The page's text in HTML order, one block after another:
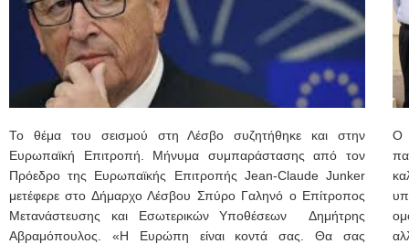
Το θέμα του σεισμού στη Λέσβο συζητήθηκε και στην
Ευρωπαϊκή Επιτροπή. Μήνυμα συμπαράστασης από τον
Πρόεδρο της Ευρωπαϊκής Επιτροπής Jean-Claude Junker
μετέφερε στο Δήμαρχο Λέσβου Σπύρο Γαληνό ο Επίτροπος
Μετανάστευσης και Εσωτερικών Υποθέσεων Δημήτρης
Αβραμόπουλος. «Η Ευρώπη είναι κοντά σας. Θα σας
Ο